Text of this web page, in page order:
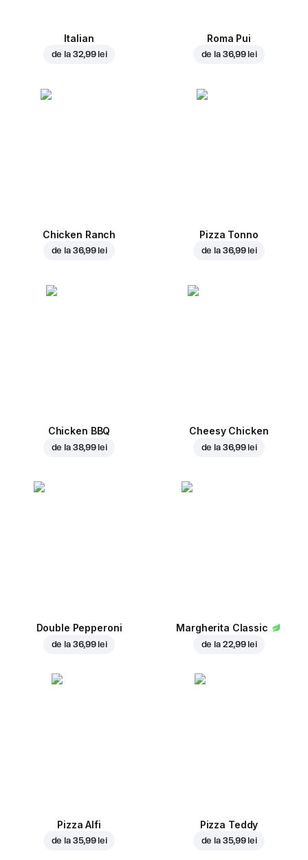
Italian
de la 32,99 lei
Roma Pui
de la 36,99 lei
Chicken Ranch
de la 36,99 lei
Pizza Tonno
de la 36,99 lei
Chicken BBQ
de la 38,99 lei
Cheesy Chicken
de la 36,99 lei
Double Pepperoni
de la 36,99 lei
Margherita Classic
de la 22,99 lei
Pizza Alfi
de la 35,99 lei
Pizza Teddy
de la 35,99 lei